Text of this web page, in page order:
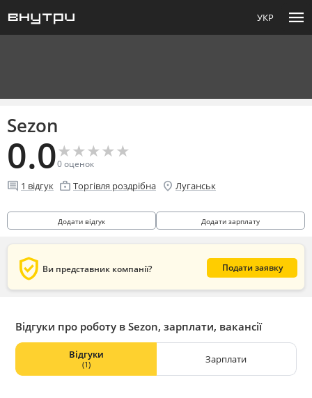
УКР menu
Sezon
0.0★
★★
★★
★★
★★
★
0оценок
comment 1 відгук enterprise Торгівля роздрібна location_on Луганськ
Додати відгук Додати зарплату
verified_user Ви представник компанії? Подати заявку
Відгуки про роботу в Sezon, зарплати, вакансії
Відгуки
(1) Зарплати